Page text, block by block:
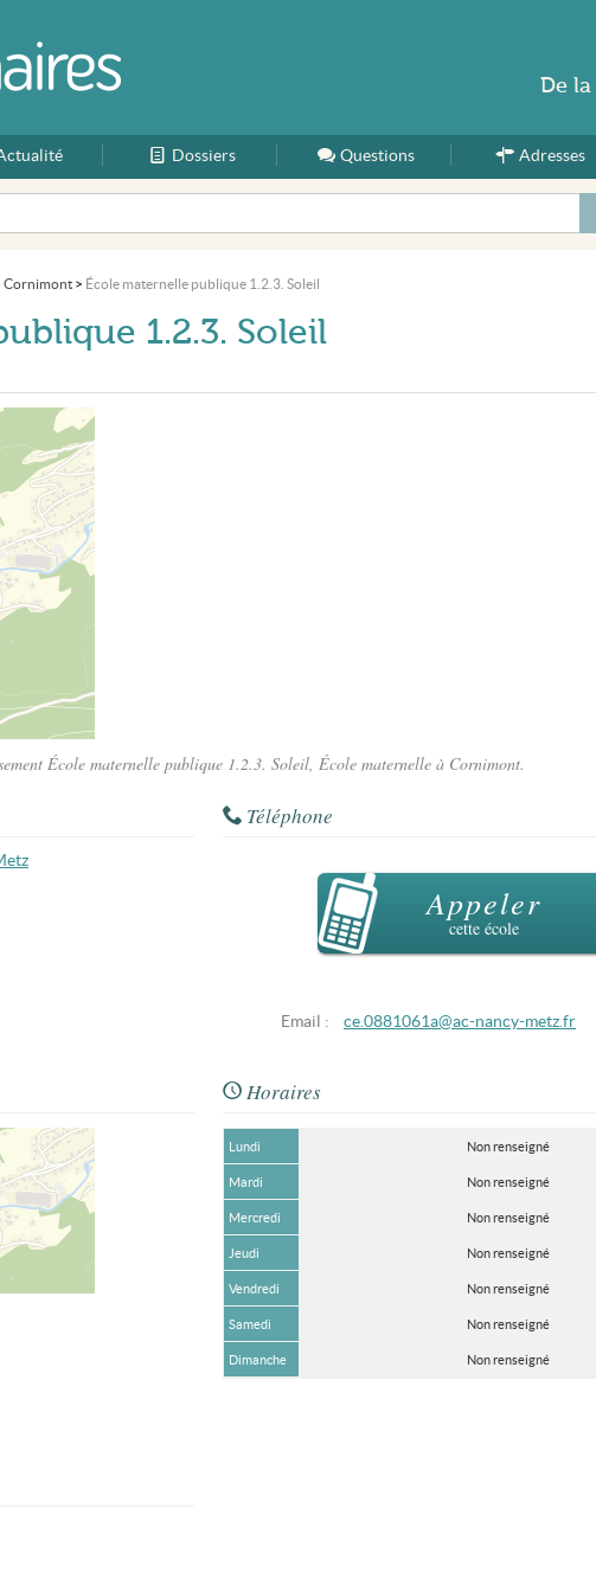
Accueil
Dossiers Questions Adresses
Cornimont > École maternelle publique 1.2.3. Soleil
1.2.3. Soleil
École maternelle publique 1.2.3. Soleil, École maternelle à Cornimont.
Téléphone
Appeler
cette école
Email : ce.0881061a@ac-nancy-metz.fr
Horaires
Lundi Non renseigné
Mardi Non renseigné
Mercredi Non renseigné
Jeudi Non renseigné
Vendredi Non renseigné
Samedi Non renseigné
Dimanche Non renseigné
De la